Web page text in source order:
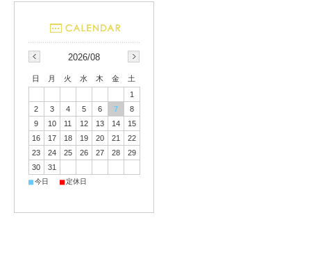
2026/08
日 月 火 水 木 金
土
1
2
3 4 5 6 7
8
9
10 11 12 13 14
15
16
17 18 19 20 21
22
23
24 25 26 27 28
29
30
31
■今日 ■定休日